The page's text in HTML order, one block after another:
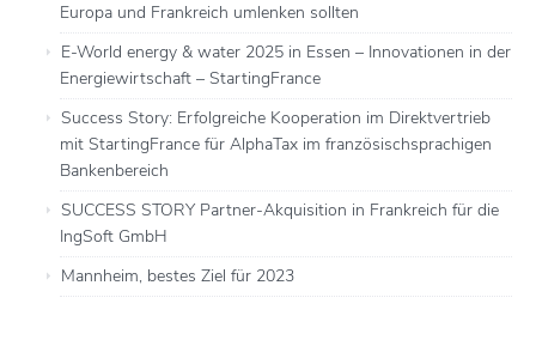
Europa und Frankreich umlenken sollten
E-World energy & water 2025 in Essen – Innovationen in der
Energiewirtschaft – StartingFrance
Success Story: Erfolgreiche Kooperation im Direktvertrieb
mit StartingFrance für AlphaTax im französischsprachigen
Bankenbereich
SUCCESS STORY Partner-Akquisition in Frankreich für die
IngSoft GmbH
Mannheim, bestes Ziel für 2023